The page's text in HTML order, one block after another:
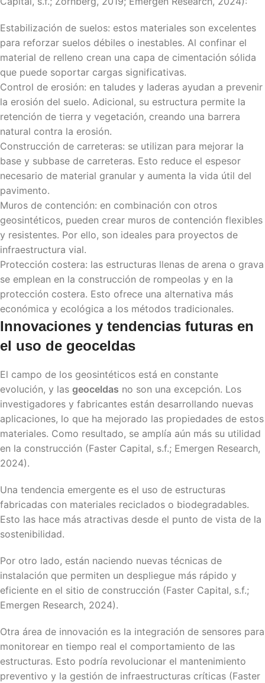
Estabilización de suelos: estos materiales son excelentes
para reforzar suelos débiles o inestables. Al confinar el
material de relleno crean una capa de cimentación sólida
que puede soportar cargas significativas.
Control de erosión: en taludes y laderas ayudan a prevenir
la erosión del suelo. Adicional, su estructura permite la
retención de tierra y vegetación, creando una barrera
natural contra la erosión.
Construcción de carreteras: se utilizan para mejorar la
base y subbase de carreteras. Esto reduce el espesor
necesario de material granular y aumenta la vida útil del
pavimento.
Muros de contención: en combinación con otros
geosintéticos, pueden crear muros de contención flexibles
y resistentes. Por ello, son ideales para proyectos de
infraestructura vial.
Protección costera: las estructuras llenas de arena o grava
se emplean en la construcción de rompeolas y en la
protección costera. Esto ofrece una alternativa más
económica y ecológica a los métodos tradicionales.
Innovaciones y tendencias futuras en
el uso de geoceldas
El campo de los geosintéticos está en constante
evolución, y las geoceldas no son una excepción. Los
investigadores y fabricantes están desarrollando nuevas
aplicaciones, lo que ha mejorado las propiedades de estos
materiales. Como resultado, se amplía aún más su utilidad
en la construcción (Faster Capital, s.f.; Emergen Research,
2024).
Una tendencia emergente es el uso de estructuras
fabricadas con materiales reciclados o biodegradables.
Esto las hace más atractivas desde el punto de vista de la
sostenibilidad.
Por otro lado, están naciendo nuevas técnicas de
instalación que permiten un despliegue más rápido y
eficiente en el sitio de construcción (Faster Capital, s.f.;
Emergen Research, 2024).
Otra área de innovación es la integración de sensores para
monitorear en tiempo real el comportamiento de las
estructuras. Esto podría revolucionar el mantenimiento
preventivo y la gestión de infraestructuras críticas (Faster